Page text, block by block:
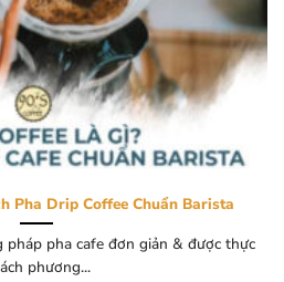
Pha Drip Coffee Chuẩn Barista
pha cafe đơn giản & được thực
phương...